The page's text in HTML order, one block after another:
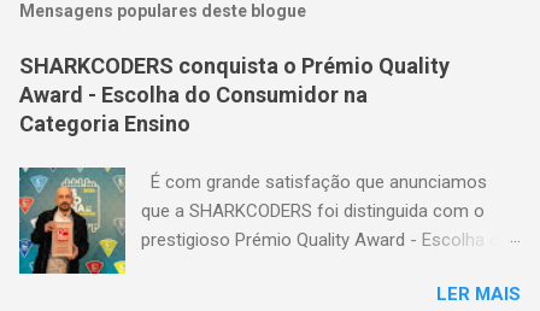
Mensagens populares deste blogue
SHARKCODERS conquista o Prémio Quality
Award - Escolha do Consumidor na
Categoria Ensino
É com grande satisfação que anunciamos
que a SHARKCODERS foi distinguida com o
prestigioso Prémio Quality Award - Escolha do
Programação para Crianças e Adolescentes!
LER MAIS